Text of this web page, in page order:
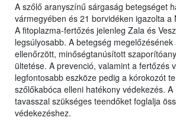
A szőlő aranyszínű sárgaság betegséget
vármegyében és 21 borvidéken igazolta a
A fitoplazma-fertőzés jelenleg Zala és
legsúlyosabb. A betegség
ellenőrzött, minőségtanúsított
ültetése. A prevenció, valamint a fertőzés
legfontosabb eszköze pedig a kórokozót
szőlőkabóca elleni hatékony védekezés.
tavasszal szükséges teendőket foglalja
védekezéshez.